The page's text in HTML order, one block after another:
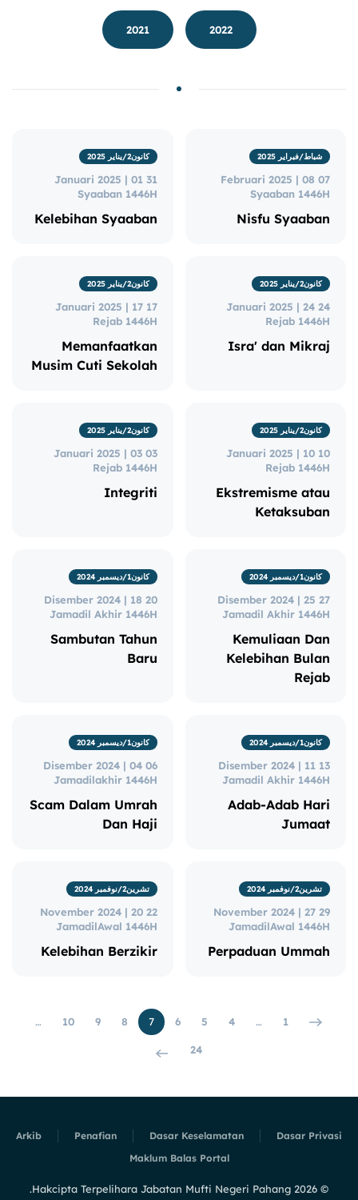
2022
2021
شباط/فبراير 2025
07 Februari 2025 | 08
Syaaban 1446H
Nisfu Syaaban
كانون2/يناير 2025
31 Januari 2025 | 01
Syaaban 1446H
Kelebihan Syaaban
كانون2/يناير 2025
24 Januari 2025 | 24
Rejab 1446H
Isra' dan Mikraj
كانون2/يناير 2025
17 Januari 2025 | 17
Rejab 1446H
Memanfaatkan
Musim Cuti Sekolah
كانون2/يناير 2025
10 Januari 2025 | 10
Rejab 1446H
Ekstremisme atau
Ketaksuban
كانون2/يناير 2025
03 Januari 2025 | 03
Rejab 1446H
Integriti
كانون1/ديسمبر 2024
27 Disember 2024 | 25
Jamadil Akhir 1446H
Kemuliaan Dan
Kelebihan Bulan
Rejab
كانون1/ديسمبر 2024
20 Disember 2024 | 18
Jamadil Akhir 1446H
Sambutan Tahun
Baru
كانون1/ديسمبر 2024
13 Disember 2024 | 11
Jamadil Akhir 1446H
Adab-Adab Hari
Jumaat
كانون1/ديسمبر 2024
06 Disember 2024 | 04
Jamadilakhir 1446H
Scam Dalam Umrah
Dan Haji
تشرين2/نوفمبر 2024
29 November 2024 | 27
JamadilAwal 1446H
Perpaduan Ummah
تشرين2/نوفمبر 2024
22 November 2024 | 20
JamadilAwal 1446H
Kelebihan Berzikir
1
…
4
5
6
7
8
9
10
…
24
Dasar Privasi
Dasar Keselamatan
Penafian
Arkib
Maklum Balas Portal
©
2026